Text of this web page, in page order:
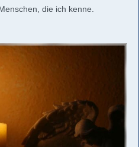
die ich kenne.